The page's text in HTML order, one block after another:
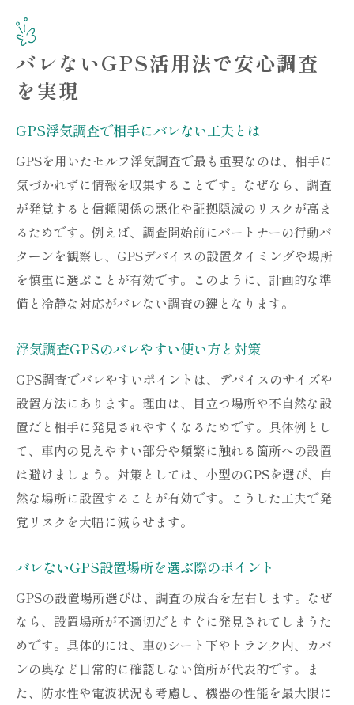
バレないGPS活用法で安心調査
を実現
GPS浮気調査で相手にバレない工夫とは
GPSを用いたセルフ浮気調査で最も重要なのは、相手に
気づかれずに情報を収集することです。なぜなら、調査
が発覚すると信頼関係の悪化や証拠隠滅のリスクが高ま
るためです。例えば、調査開始前にパートナーの行動パ
ターンを観察し、GPSデバイスの設置タイミングや場所
を慎重に選ぶことが有効です。このように、計画的な準
備と冷静な対応がバレない調査の鍵となります。
浮気調査GPSのバレやすい使い方と対策
GPS調査でバレやすいポイントは、デバイスのサイズや
設置方法にあります。理由は、目立つ場所や不自然な設
置だと相手に発見されやすくなるためです。具体例とし
て、車内の見えやすい部分や頻繁に触れる箇所への設置
は避けましょう。対策としては、小型のGPSを選び、自
然な場所に設置することが有効です。こうした工夫で発
覚リスクを大幅に減らせます。
バレないGPS設置場所を選ぶ際のポイント
GPSの設置場所選びは、調査の成否を左右します。なぜ
なら、設置場所が不適切だとすぐに発見されてしまうた
めです。具体的には、車のシート下やトランク内、カバ
ンの奥など日常的に確認しない箇所が代表的です。ま
た、防水性や電波状況も考慮し、機器の性能を最大限に